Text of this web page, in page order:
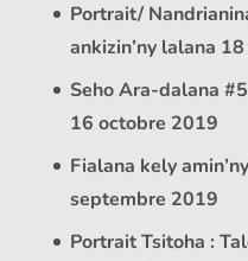
Portrait/
ankizin’ny lalana
Seho Ara-dalana
16 octobre 2019
Fialana kely
septembre 2019
Portrait Tsitoha :